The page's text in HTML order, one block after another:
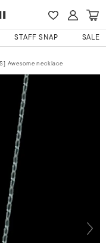
STAFF SNAP SALE
Awesome necklace